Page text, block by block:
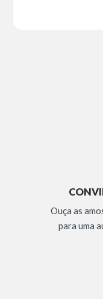
Ouça as
para uma